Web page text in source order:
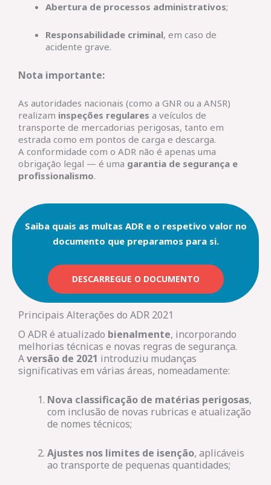
Abertura de processos administrativos;
Responsabilidade criminal, em caso de
acidente grave.
Nota importante:
As autoridades nacionais (como a GNR ou a ANSR)
realizam inspeções regulares a veículos de
transporte de mercadorias perigosas, tanto em
estrada como em pontos de carga e descarga.
A conformidade com o ADR não é apenas uma
obrigação legal — é uma garantia de segurança e
profissionalismo.
Saiba quais as multas ADR e o respetivo valor no
documento que preparamos para si.
DESCARREGUE O DOCUMENTO
Principais Alterações do ADR 2021
O ADR é atualizado bienalmente, incorporando
melhorias técnicas e novas regras de segurança.
Aversão de 2021 introduziu mudanças
significativas em várias áreas, nomeadamente:
Nova classificação de matérias perigosas,
com inclusão de novas rubricas e atualização
de nomes técnicos;
Ajustes nos limites de isenção, aplicáveis
ao transporte de pequenas quantidades;